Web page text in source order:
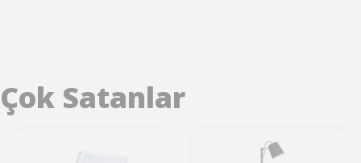
Çok Satanlar